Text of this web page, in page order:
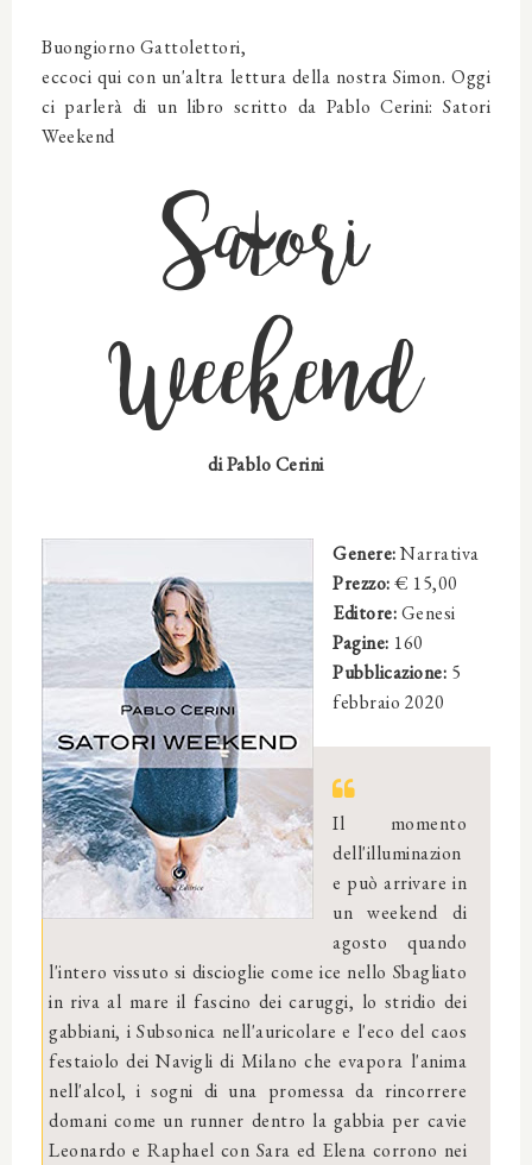
Buongiorno Gattolettori,
eccoci qui con un'altra lettura della nostra Simon. Oggi
ci parlerà di un libro scritto da Pablo Cerini: Satori
Weekend
Satori
Weekend
diPablo Cerini
Genere:Narrativa
Prezzo:€ 15,00
Editore:Genesi
Pagine: 160
Pubblicazione: 5
febbraio 2020
Il momento
dell'illuminazion
e può arrivare in
un weekend di
agosto quando
l'intero vissuto si discioglie come ice nello Sbagliato
in riva al mare il fascino dei caruggi, lo stridio dei
gabbiani, i Subsonica nell'auricolare e l'eco del caos
festaiolo dei Navigli di Milano che evapora l'anima
nell'alcol, i sogni di una promessa da rincorrere
domani come un runner dentro la gabbia per cavie
Leonardo e Raphael con Sara ed Elena corrono nei